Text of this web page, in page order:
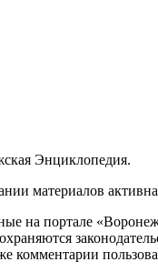
Энциклопедия.
материалов
на портале
комментарии